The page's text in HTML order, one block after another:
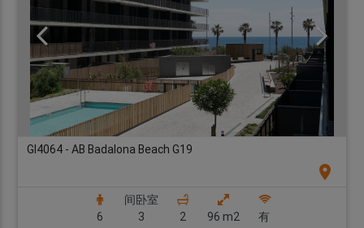
GI4064 - AB Badalona Beach G19
location_on
6
间卧室
3
2 96 m2
有